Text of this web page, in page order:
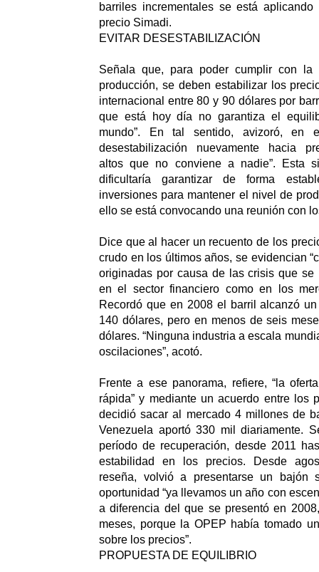
barriles incrementales se está
precio Simadi.
EVITAR DESESTABILIZACIÓN
Señala que, para poder cumplir con la
producción, se deben estabilizar los
internacional entre 80 y 90 dólares por
que está hoy día no garantiza el
mundo”. En tal sentido, avizoró, en
desestabilización nuevamente hacia
altos que no conviene a nadie”. Esta
dificultaría garantizar de forma
inversiones para mantener el nivel de
ello se está convocando una reunión con
Dice que al hacer un recuento de los
crudo en los últimos años, se evidencian
originadas por causa de las crisis que se
en el sector financiero como en los
Recordó que en 2008 el barril alcanzó
140 dólares, pero en menos de seis
dólares. “Ninguna industria a escala
oscilaciones”, acotó.
Frente a ese panorama, refiere, “la
rápida” y mediante un acuerdo entre los
decidió sacar al mercado 4 millones de
Venezuela aportó 330 mil diariamente.
período de recuperación, desde 2011
estabilidad en los precios. Desde
reseña, volvió a presentarse un bajón
oportunidad “ya llevamos un año con
a diferencia del que se presentó en
meses, porque la OPEP había tomado
sobre los precios”.
PROPUESTA DE EQUILIBRIO